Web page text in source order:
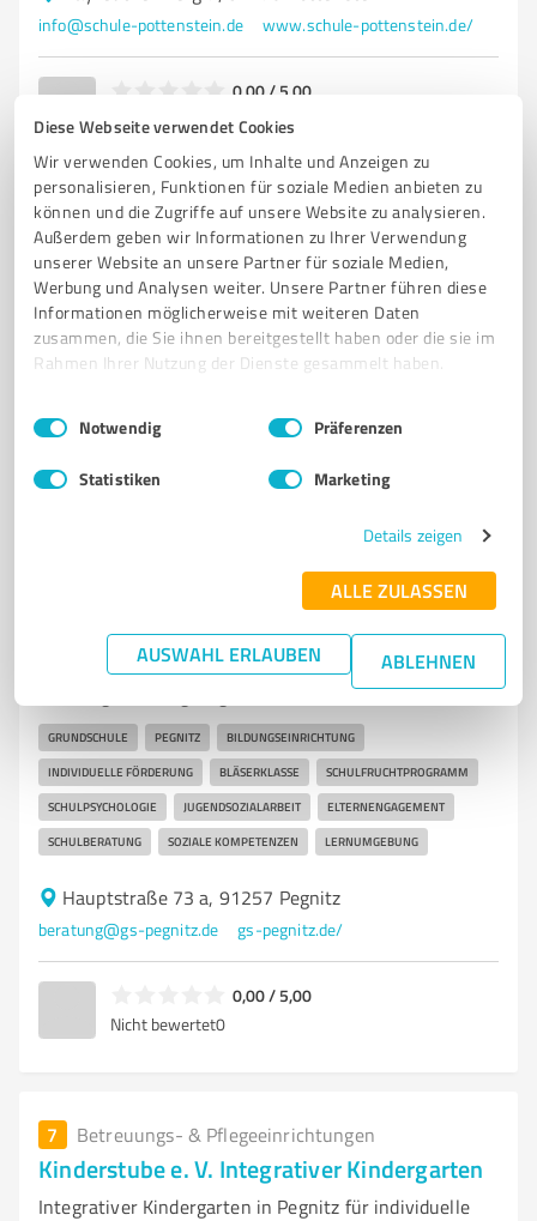
Diese Webseite verwendet Cookies
Wir verwenden Cookies, um Inhalte und Anzeigen zu
personalisieren, Funktionen für soziale Medien anbieten zu
können und die Zugriffe auf unsere Website zu analysieren.
Außerdem geben wir Informationen zu Ihrer Verwendung
unserer Website an unsere Partner für soziale Medien,
Werbung und Analysen weiter. Unsere Partner führen diese
Informationen möglicherweise mit weiteren Daten
zusammen, die Sie ihnen bereitgestellt haben oder die sie im
Rahmen Ihrer Nutzung der Dienste gesammelt haben.
Impressum Datenschutzbestimmungen
Einwilligungsauswahl
Notwendig Präferenzen
Statistiken Marketing
Details zeigen
ALLE ZULASSEN
AUSWAHL ERLAUBEN ABLEHNEN
info@schule-pottenstein.de www.schule-pottenstein.de/
0,00 / 5,00
Nicht bewertet 0
Sie möchten auch hier gelistet werden?
Kunden empfohlener ProvenExpert!
Betreuungs- & Pflegeeinrichtungen
Grundschule Pegnitz
Grundschule Pegnitz – Individuelle Förderung und
GRUNDSCHULE PEGNITZ BILDUNGSEINRICHTUNG
INDIVIDUELLE FÖRDERUNG BLÄSERKLASSE SCHULFRUCHTPROGRAMM
SCHULPSYCHOLOGIE JUGENDSOZIALARBEIT ELTERNENGAGEMENT
SCHULBERATUNG SOZIALE KOMPETENZEN LERNUMGEBUNG
Hauptstraße 73 a, 91257 Pegnitz
beratung@gs-pegnitz.de gs-pegnitz.de/
0,00 / 5,00
Nicht bewertet0
7 Betreuungs- & Pflegeeinrichtungen
Kinderstube e. V. Integrativer Kindergarten
Integrativer Kindergarten in Pegnitz für individuelle